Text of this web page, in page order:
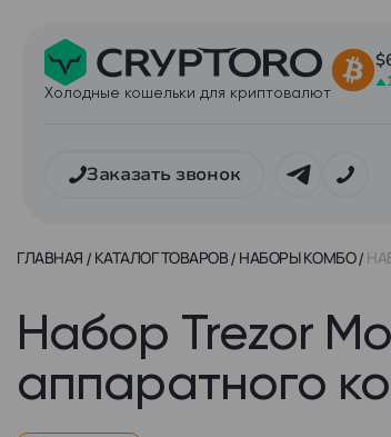
Холодные кошельки для криптовалют
Заказать звонок
ГЛАВНАЯ КАТАЛОГ ТОВАРОВ НАБОРЫ КОМБО
Набор Trezor
аппаратного